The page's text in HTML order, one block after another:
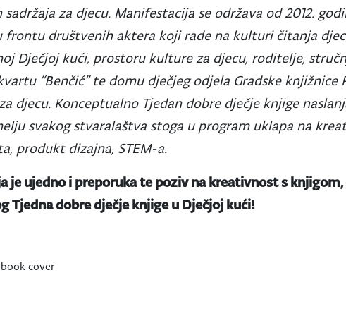
za djecu. Manifestacija se održava od 2012.
frontu društvenih aktera koji rade na kulturi čitanja
Dječjoj kući, prostoru kulture za djecu, roditelje,
“Benčić” te domu dječjeg odjela Gradske knjižnice
djecu. Konceptualno Tjedan dobre dječje knjige
svakog stvaralaštva stoga u program uklapa na
produkt dizajna, STEM-a.
je ujedno i preporuka te poziv na kreativnost s
Tjedna dobre dječje knjige u Dječjoj kući!